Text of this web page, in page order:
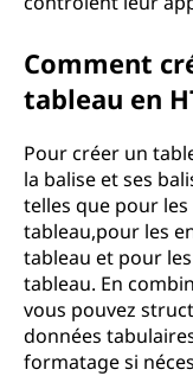
Comment
tableau en
Pour créer un
la balise et ses
telles que pour
tableau,pour les
tableau et pour
tableau. En
vous pouvez
données
formatage si